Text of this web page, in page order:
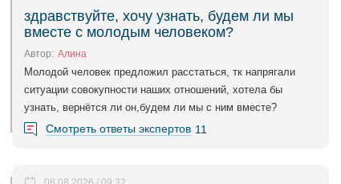
здравствуйте, хочу узнать, будем ли мы
вместе с молодым человеком?
Автор: Алина
Молодой человек предложил расстаться, тк напрягали
ситуации совокупности наших отношений, хотела бы
узнать, вернётся ли он,будем ли мы с ним вместе?
Смотреть ответы экспертов 11